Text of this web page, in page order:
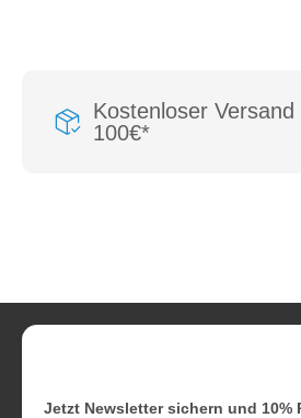
Kostenloser Versand
100€*
Jetzt Newsletter sichern und 10%